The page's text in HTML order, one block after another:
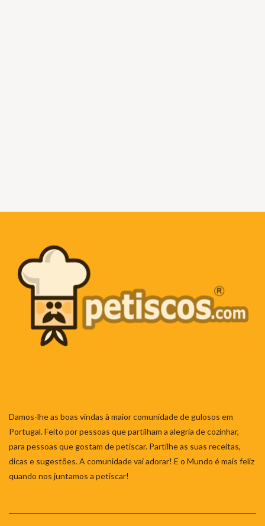
Damos-lhe as boas vindas à maior comunidade de gulosos em
Portugal. Feito por pessoas que partilham a alegria de cozinhar,
para pessoas que gostam de petiscar. Partilhe as suas receitas,
dicas e sugestões. A comunidade vai adorar! E o Mundo é mais feliz
quando nos juntamos a petiscar!